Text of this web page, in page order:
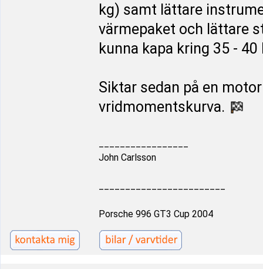
kg) samt lättare
värmepaket och lättare
kunna kapa kring 35 - 40
Siktar sedan på en
vridmomentskurva.
John Carlsson
Porsche 996 GT3 Cup 2004